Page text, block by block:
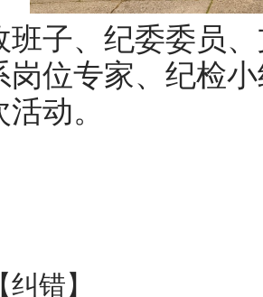
、纪委委员、
岗位专家、纪检
动。
【纠错】